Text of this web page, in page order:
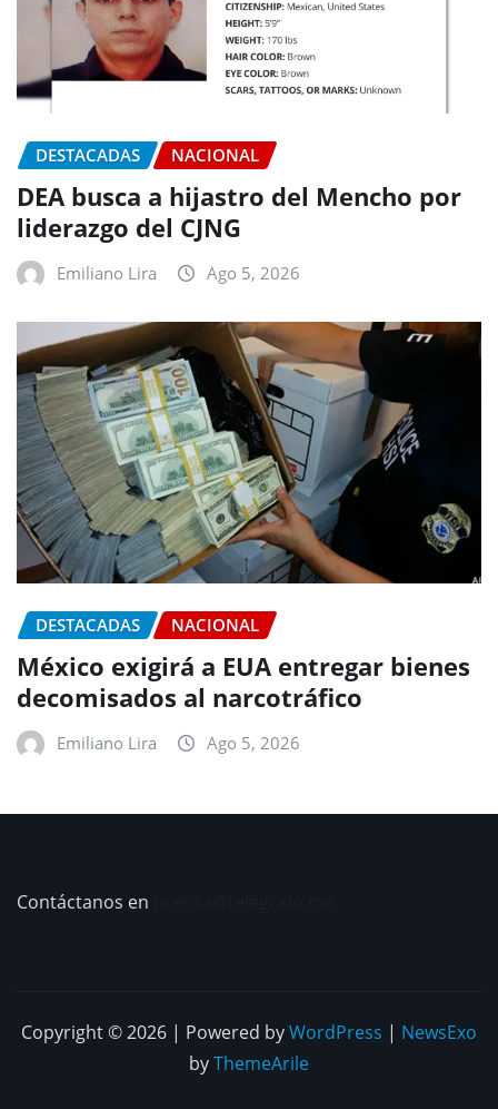
DESTACADAS NACIONAL
DEA busca a hijastro del Mencho por
liderazgo del CJNG
Emiliano Lira Ago 5, 2026
DESTACADAS NACIONAL
México exigirá a EUA entregar bienes
decomisados al narcotráfico
Emiliano Lira Ago 5, 2026
Contáctanos en
Copyright © 2026 | Powered byWordPress | NewsExo
byThemeArile